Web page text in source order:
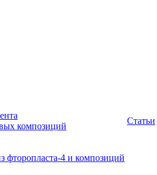
композиций
фторопласта-4 и композиций
Статьи